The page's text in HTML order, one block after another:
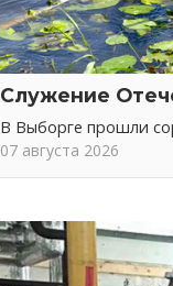
Служение
В Выборге прошли
07 августа 2026